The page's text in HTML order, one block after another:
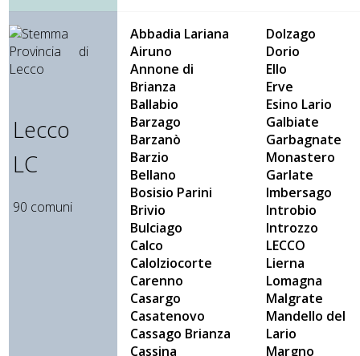
Lecco
LC
90 comuni
Abbadia Lariana
Airuno
Annone di
Brianza
Ballabio
Barzago
Barzanò
Barzio
Bellano
Bosisio Parini
Brivio
Bulciago
Calco
Calolziocorte
Carenno
Casargo
Casatenovo
Cassago Brianza
Cassina
Dolzago
Dorio
Ello
Erve
Esino Lario
Galbiate
Garbagnate
Monastero
Garlate
Imbersago
Introbio
Introzzo
LECCO
Lierna
Lomagna
Malgrate
Mandello del
Lario
Margno